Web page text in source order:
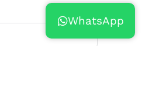
WhatsApp